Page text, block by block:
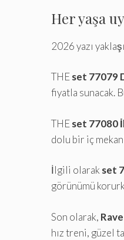
Her yaşa
2026 yazı
THEset 77079
fiyatla sunacak.
THEset 77080
dolu bir iç
İlgili olarakset
görünümü
Son olarak,
hız treni, güzel